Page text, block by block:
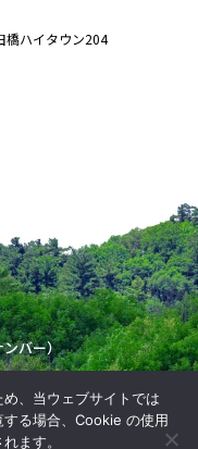
橋ハイタウン204
バー）
All Rights Reserved.
、当ウェブサイトでは
る場合、Cookie の使用
ます。